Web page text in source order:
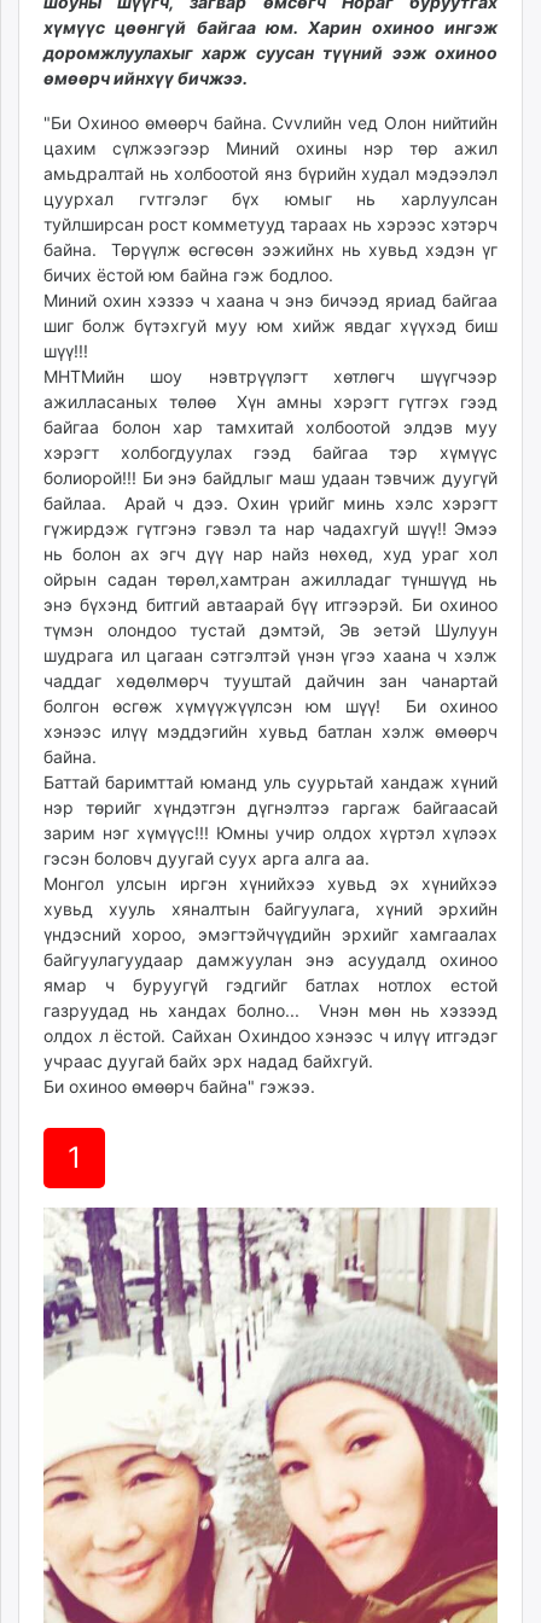
unuudur.mn
isee.mn
mglradio.com
fact.mn
itoim.mn
tumen.mn
shuum.mn
times.mn
tvmongolia.mn
mass.mn
unegui.mn
assa.mn
toim.mn
tac.mn
unread.today
хүмүүс цөөнгүй байгаа юм. Харин охиноо ингэж
доромжлуулахыг харж суусан түүний ээж охиноо
өмөөрч ийнхүү бичжээ.
"Би Охиноо өмөөрч байна. Сvvлийн vед Олон нийтийн
цахим сүлжээгээр Миний охины нэр төр ажил
амьдралтай нь холбоотой янз бүрийн худал мэдээлэл
цуурхал гvтгэлэг бүх юмыг нь харлуулсан
туйлширсан рост комметууд тараах нь хэрээс хэтэрч
байна. Төрүүлж өсгөсөн ээжийнх нь хувьд хэдэн үг
бичих ёстой юм байна гэж бодлоо.
Миний охин хэзээ ч хаана ч энэ бичээд яриад байгаа
шиг болж бүтэхгуй муу юм хийж явдаг хүүхэд биш
шүү!!!
МНТМийн шоу нэвтрүүлэгт хөтлөгч шүүгчээр
ажилласаных төлөө Хүн амны хэрэгт гүтгэх гээд
байгаа болон хар тамхитай холбоотой элдэв муу
хэрэгт холбогдуулах гээд байгаа тэр хүмүүс
болиорой!!! Би энэ байдлыг маш удаан тэвчиж дуугүй
байлаа. Арай ч дээ. Охин үрийг минь хэлс хэрэгт
гүжирдэж гүтгэнэ гэвэл та нар чадахгуй шүү!! Эмээ
нь болон ах эгч дүү нар найз нөхөд, худ ураг хол
ойрын садан төрөл,хамтран ажилладаг түншүүд нь
энэ бүхэнд битгий автаарай бүү итгээрэй. Би охиноо
түмэн олондоо тустай дэмтэй, Эв эетэй Шулуун
шудрага ил цагаан сэтгэлтэй үнэн үгээ хаана ч хэлж
чаддаг хөдөлмөрч тууштай дайчин зан чанартай
болгон өсгөж хүмүүжүүлсэн юм шүү! Би охиноо
хэнээс илүү мэддэгийн хувьд батлан хэлж өмөөрч
байна.
Баттай баримттай юманд уль суурьтай хандаж хүний
нэр төрийг хүндэтгэн дүгнэлтээ гаргаж байгаасай
зарим нэг хүмүүс!!! Юмны учир олдох хүртэл хүлээх
гэсэн боловч дуугай суух арга алга аа.
Монгол улсын иргэн хүнийхээ хувьд эх хүнийхээ
хувьд хууль хяналтын байгуулага, хүний эрхийн
үндэсний хороо, эмэгтэйчүүдийн эрхийг хамгаалах
байгуулагуудаар дамжуулан энэ асуудалд охиноо
ямар ч буруугүй гэдгийг батлах нотлох естой
газруудад нь хандах болно... Vнэн мөн нь хэзээд
олдох л ёстой. Сайхан Охиндоо хэнээс ч илүү итгэдэг
учраас дуугай байх эрх надад байхгуй.
Би охиноо өмөөрч байна" гэжээ.
1